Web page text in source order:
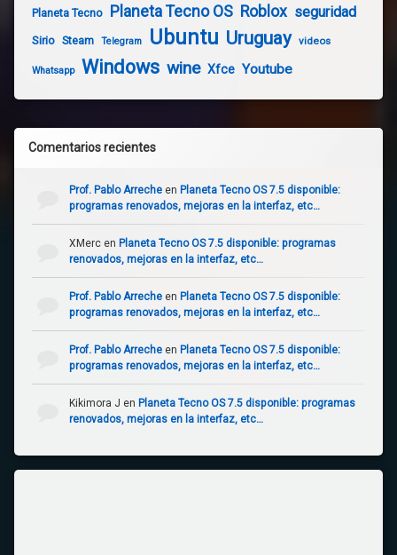
Planeta Tecno Planeta Tecno OS Roblox seguridad
Sirio Steam Telegram Ubuntu Uruguay videos
Whatsapp Windows wine Xfce Youtube
Comentarios recientes
Prof. Pablo Arrecheen Planeta Tecno OS 7.5 disponible:
programas renovados, mejoras en la interfaz, etc…
XMercen Planeta Tecno OS 7.5 disponible: programas
renovados, mejoras en la interfaz, etc…
Prof. Pablo Arrecheen Planeta Tecno OS 7.5 disponible:
programas renovados, mejoras en la interfaz, etc…
Prof. Pablo Arrecheen Planeta Tecno OS 7.5 disponible:
programas renovados, mejoras en la interfaz, etc…
Kikimora J en Planeta Tecno OS 7.5 disponible: programas
renovados, mejoras en la interfaz, etc…